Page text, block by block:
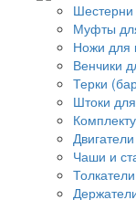
Шестерни
Муфты
Ножи для
Венчики
Терки
Штоки
Чаши и